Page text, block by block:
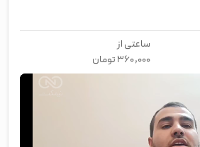
ساعتی از
۳۶۰,۰۰۰تومان